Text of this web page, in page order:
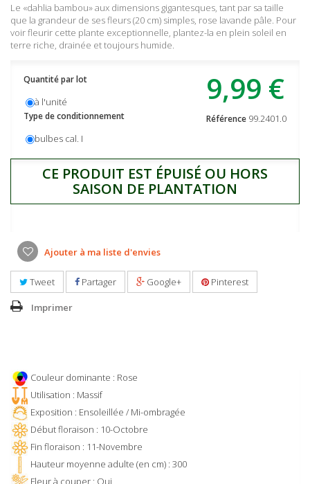
Le «dahlia bambou» aux dimensions gigantesques, tant par sa taille
que la grandeur de ses fleurs (20 cm) simples, rose lavande pâle. Pour
voir fleurir cette plante exceptionnelle, plantez-la en plein soleil en
terre riche, drainée et toujours humide.
9,99 €
Référence 99.2401.0
Quantité par lot
à l'unité
Type de conditionnement
bulbes cal. I
CE PRODUIT EST ÉPUISÉ OU HORS
SAISON DE PLANTATION
Ajouter à ma liste d'envies
Tweet Partager Google+ Pinterest
Imprimer
Couleur dominante : Rose
Utilisation : Massif
Exposition : Ensoleillée / Mi-ombragée
Début floraison : 10-Octobre
Fin floraison : 11-Novembre
Hauteur moyenne adulte (en cm) : 300
Fleur à couper : Oui